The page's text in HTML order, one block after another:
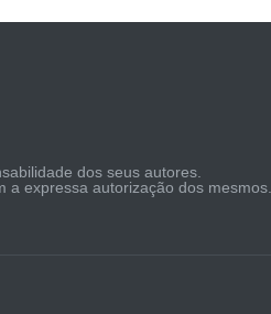
dos seus autores.
expressa autorização dos mesmos.